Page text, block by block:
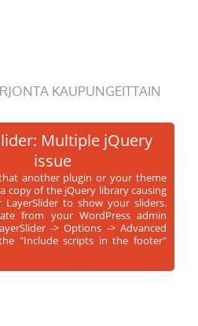
KAUPUNGEITTAIN
Multiple jQuery
issue
another plugin or your theme
copy of the jQuery library causing
LayerSlider to show your sliders.
from your WordPress admin
-> Options -> Advanced
"Include scripts in the footer"